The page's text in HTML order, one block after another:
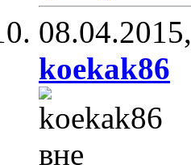
08.04.2015,
koekak86